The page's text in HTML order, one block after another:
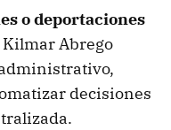
o deportaciones
Kilmar Abrego
decisiones